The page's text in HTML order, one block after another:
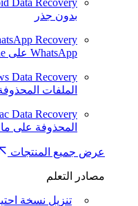
Data Recovery
بدون جذر
Recovery
WhatsApp على Android/iPhone
Data Recovery
الملفات
Data Recovery
المحذوفة على
عرض جميع المنتجات
مصادر التعلم